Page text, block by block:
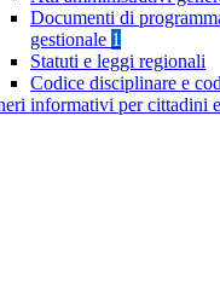
Documenti di
gestionale 1
Statuti e leggi regionali
Codice disciplinare e
informativi per cittadini